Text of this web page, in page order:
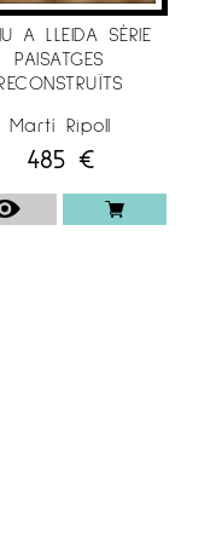
en cada
A LLEIDA SÈRIE
PAISATGES
Martí Ripoll
485 €